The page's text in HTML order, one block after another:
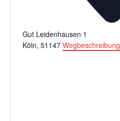
Gut Leidenhausen 1
Köln, 51147 Wegbeschreibung